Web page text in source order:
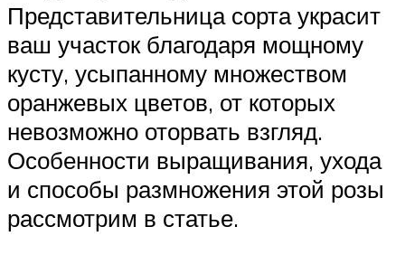
Представительница сорта украсит
ваш участок благодаря мощному
кусту, усыпанному множеством
оранжевых цветов, от которых
невозможно оторвать взгляд.
Особенности выращивания, ухода
и способы размножения этой розы
рассмотрим в статье.